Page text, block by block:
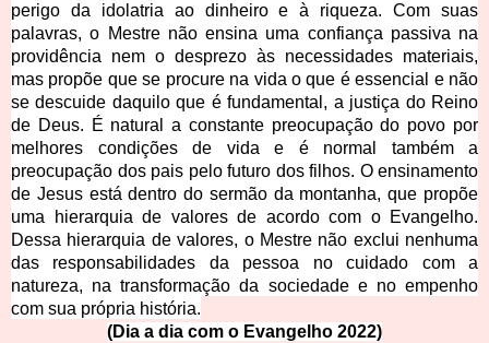
perigo da idolatria ao dinheiro e à riqueza. Com suas
palavras, o Mestre não ensina uma confiança passiva na
providência nem o desprezo às necessidades materiais,
mas propõe que se procure na vida o que é essencial e não
se descuide daquilo que é fundamental, a justiça do Reino
de Deus. É natural a constante preocupação do povo por
melhores condições de vida e é normal também a
preocupação dos pais pelo futuro dos filhos. O ensinamento
de Jesus está dentro do sermão da montanha, que propõe
uma hierarquia de valores de acordo com o Evangelho.
Dessa hierarquia de valores, o Mestre não exclui nenhuma
das responsabilidades da pessoa no cuidado com a
natureza, na transformação da sociedade e no empenho
com sua própria história.
(Dia a dia com o Evangel ho 2022)